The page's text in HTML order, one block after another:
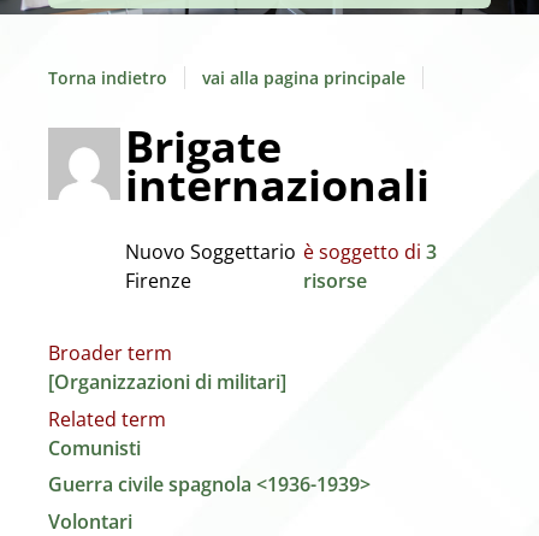
Torna indietro vai alla pagina principale
Brigate
internazionali
Nuovo Soggettario
Firenze
è soggetto di 3
risorse
Broader term
[Organizzazioni di militari]
Related term
Comunisti
Guerra civile spagnola <1936-1939>
Volontari